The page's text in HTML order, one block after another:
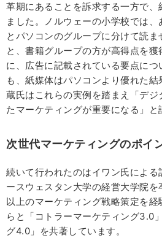
革期にあることを訴求する一方で、
ました。ノルウェーの小学校では
とパソコンのグループに分けて読
と、書籍グループの方が高得点を
に、広告に記載されている要点に
も、紙媒体はパソコンより優れた
蔵氏はこれらの実例を踏まえ「デ
たマーケティングが重要になる」と
次世代マーケティングのポイ
続いて行われたのはイワン氏による
ースウェスタン大学の経営大学院
以上のマーケティング戦略策定を
らと「コトラーマーケティング3.0
グ4.0」を共著しています。